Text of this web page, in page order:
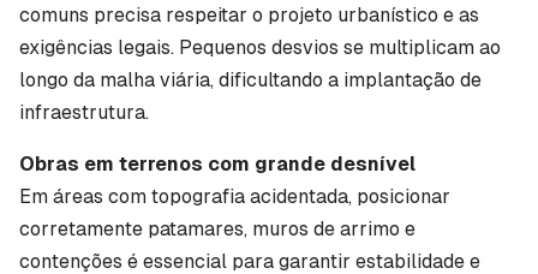
comuns precisa respeitar o projeto urbanístico e as
exigências legais. Pequenos desvios se multiplicam ao
longo da malha viária, dificultando a implantação de
infraestrutura.
Obras em terrenos com grande desnível
Em áreas com topografia acidentada, posicionar
corretamente patamares, muros de arrimo e
contenções é essencial para garantir estabilidade e